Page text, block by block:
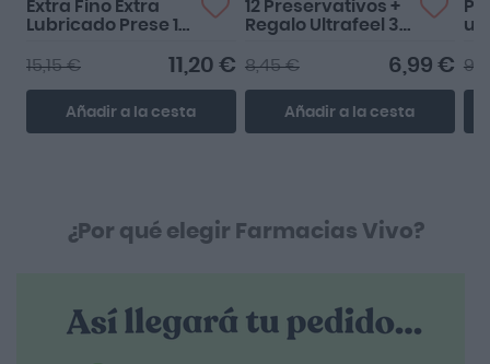
Extra Fino Extra
Lubricado Prese 12
11,20 €
15,15 €
Añadir a la cesta
12 Preservativos +
Regalo Ultrafeel 3
6,99 €
8,45 €
Añadir a la cesta
¿Por qué elegir Farmacias Vivo?